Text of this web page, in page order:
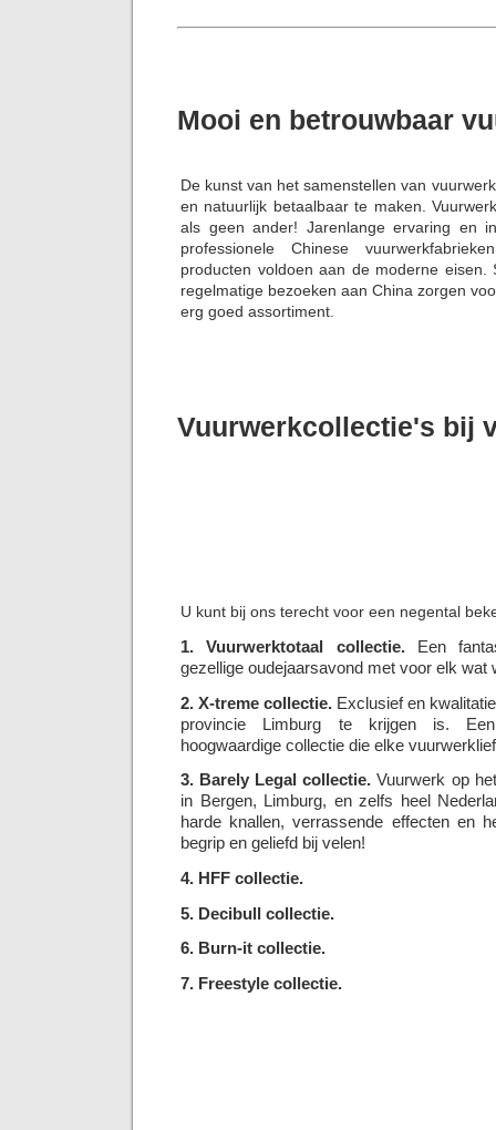
Mooi en betrouwbaar
De kunst van het samenstellen van
en natuurlijk betaalbaar te maken.
als geen ander! Jarenlange ervaring en
professionele Chinese
producten voldoen aan de moderne eisen.
regelmatige bezoeken aan China zorgen
erg goed assortiment.
Vuurwerkcollectie's bij
U kunt bij ons terecht voor een negental
1. Vuurwerktotaal collectie.Een
gezellige oudejaarsavond met voor elk wat
2. X-treme collectie. Exclusief en
provincie Limburg te krijgen is.
hoogwaardige collectie die elke
3. Barely Legal collectie. Vuurwerk op
in Bergen, Limburg, en zelfs heel
harde knallen, verrassende effecten en
begrip en geliefd bij velen!
4. HFF collectie.
5. Decibull collectie.
6. Burn-it collectie.
7. Freestyle collectie.